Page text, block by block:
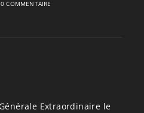
0 COMMENTAIRE
Extraordinaire le